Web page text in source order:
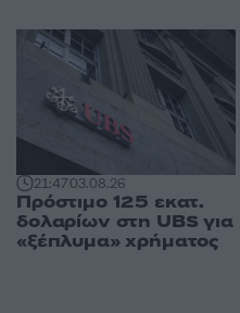
21:4703.08.26
Πρόστιμο 125 εκατ.
δολαρίων στη UBS για
«ξέπλυμα» χρήματος